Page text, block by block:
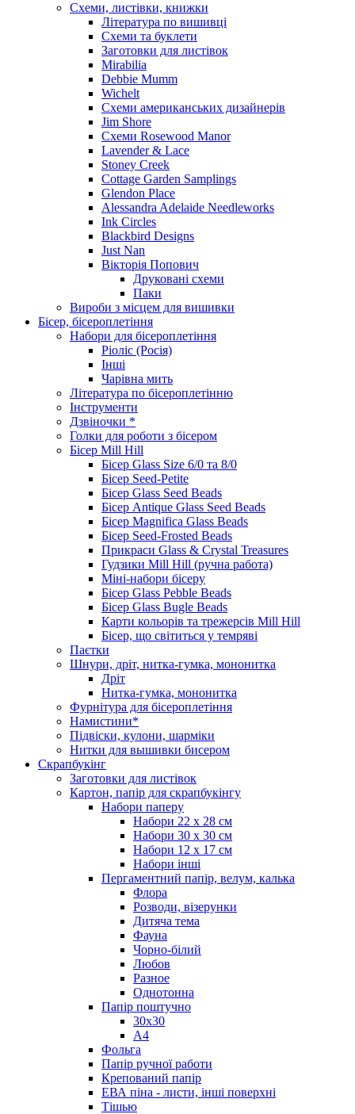
Схеми, листівки, книжки
Література по вишивці
Схеми та буклети
Заготовки для листівок
Mirabilia
Debbie Mumm
Wichelt
Схеми американських дизайнерів
Jim Shore
Cхеми Rosewood Manor
Lavender & Lace
Stoney Creek
Cottage Garden Samplings
Glendon Place
Alessandra Adelaide Needleworks
Ink Circles
Blackbird Designs
Just Nan
Вікторія Попович
Друковані схеми
Паки
Вироби з місцем для вишивки
Бісер, бісероплетіння
Набори для бісероплетіння
Ріоліс (Росія)
Інші
Чарівна мить
Література по бісероплетінню
Інструменти
Дзвіночки *
Голки для роботи з бісером
Бісер Mill Hill
Бісер Glass Size 6/0 та 8/0
Бісер Seed-Petite
Бісер Glass Seed Beads
Бісер Antique Glass Seed Beads
Бісер Magnifica Glass Beads
Бісер Seed-Frosted Beads
Прикраси Glass & Crystal Treasures
Гудзики Mill Hill (ручна работа)
Міні-набори бісеру
Бісер Glass Pebble Beads
Бісер Glass Bugle Beads
Карти кольорів та трежерсів Mill Hill
Бісер, що світиться у темряві
Паєтки
Шнури, дріт, нитка-гумка, мононитка
Дріт
Нитка-гумка, мононитка
Фурнітура для бісероплетіння
Намистини*
Підвіски, кулони, шарміки
Нитки для вышивки бисером
Скрапбукінг
Заготовки для листівок
Картон, папір для скрапбукінгу
Набори паперу
Набори 22 х 28 см
Набори 30 х 30 см
Набори 12 х 17 см
Набори інші
Пергаментний папір, велум, калька
Флора
Розводи, візерунки
Дитяча тема
Фауна
Чорно-білий
Любов
Разное
Однотонна
Папір поштучно
30х30
А4
Фольга
Папір ручної работи
Крепований папір
ЕВА піна - листи, інші поверхні
Тішью